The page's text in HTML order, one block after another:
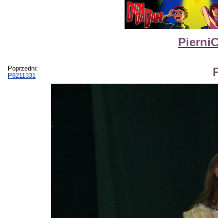
Poprzedni:
P8211331